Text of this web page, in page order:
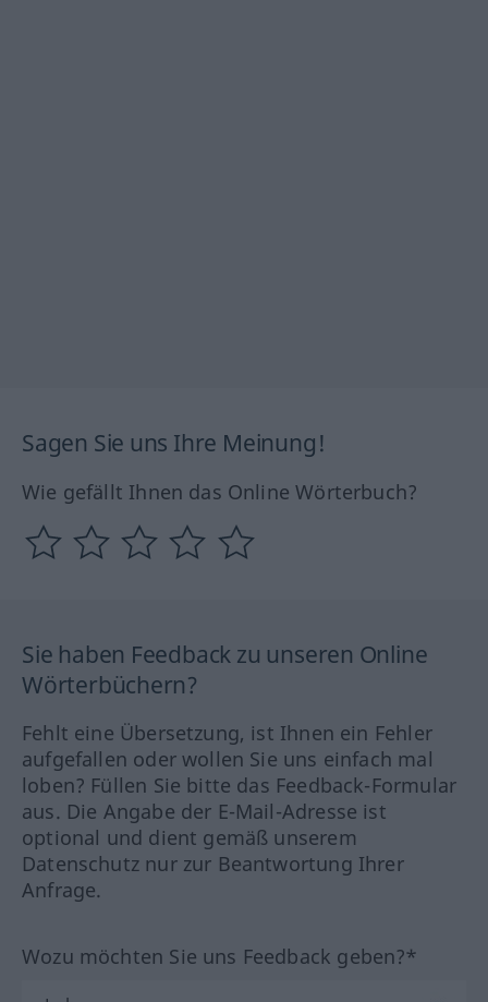
Sagen Sie uns Ihre Meinung!
Wie gefällt Ihnen das Online Wörterbuch?
Sie haben Feedback zu unseren Online
Wörterbüchern?
Fehlt eine Übersetzung, ist Ihnen ein Fehler
aufgefallen oder wollen Sie uns einfach mal
loben? Füllen Sie bitte das Feedback-Formular
aus. Die Angabe der E-Mail-Adresse ist
optional und dient gemäß unserem
Datenschutz nur zur Beantwortung Ihrer
Anfrage.
Wozu möchten Sie uns Feedback geben?*